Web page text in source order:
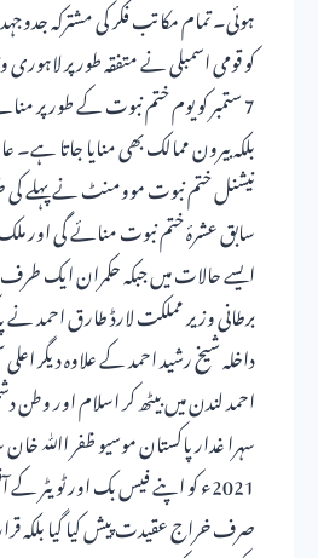
کو قومی اسمبلی نے متفقہ طور پر
7 ستمبر کو یوم ختم نبوت کے طور
سابق عشرۂ ختم نبوت منائے گی اور ملک بھر میں
برطانی وزیر مملکت لارڈ طارق احمد نے
داخلہ شیخ رشید احمد کے علاوہ دیگر
احمد لندن میں بیٹھ کر اسلام اور
صرف خراج عقیدت پیش کیا گیا بلکہ